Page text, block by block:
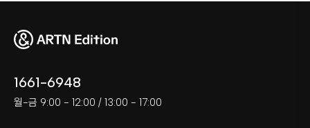
1661-6948
월-금 9:00 - 12:00 / 13:00 - 17:00